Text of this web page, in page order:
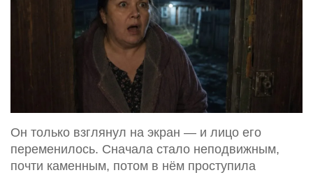
Он только взглянул на экран — и лицо его
переменилось. Сначала стало неподвижным,
почти каменным, потом в нём проступила